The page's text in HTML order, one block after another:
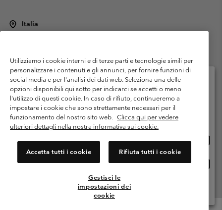
Italia
Termini di utilizzo
Condizioni Generali di Venditaa
Garanzia
Politica sulla privacy
Termini e condizioni del programma di membership
Condizioni di utilizzo dei contenuti generati dagli utenti
Impressum
Cookies
Public CBCR
Servizio clienti: Lun. - ven. 9:00 - 13:00 & 14:00- 18:00
(+)390694804176
Utilizziamo i cookie interni e di terze parti e tecnologie simili per
personalizzare i contenuti e gli annunci, per fornire funzioni di
social media e per l'analisi dei dati web. Seleziona una delle
opzioni disponibili qui sotto per indicarci se accetti o meno
l'utilizzo di questi cookie. In caso di rifiuto, continueremo a
impostare i cookie che sono strettamente necessari per il
funzionamento del nostro sito web. Clicca qui per vedere
ulteriori dettagli nella nostra informativa sui cookie.
Accetta tutti i cookie Rifiuta tutti i cookie
Gestisci le
impostazioni dei
cookie
Seleziona il paese di spedizione e la lingua
Shopping online disponibile
online
Italia
online
Visualizza Tutti I Paesi